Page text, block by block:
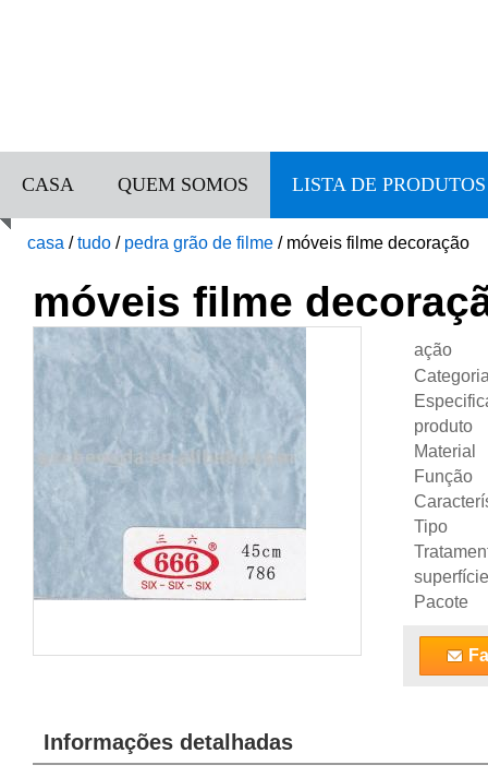
CASA QUEM SOMOS LISTA DE PRODUTOS
casa /tudo / pedra grão de filme / móveis filme decoração
móveis filme
ação
produto
Material
Função
Tipo
superfície
Pacote
Informações detalhadas